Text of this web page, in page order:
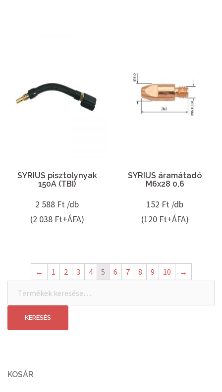
SYRIUS pisztolynyak
150A (TBI)
2 588 Ft /db
(2 038 Ft+ÁFA)
SYRIUS áramátadó
M6x28 0,6
152 Ft /db
(120 Ft+ÁFA)
← 1 2 3 4 5 6 7 8 9 10
→
következőre:
KERESÉS
KOSÁR